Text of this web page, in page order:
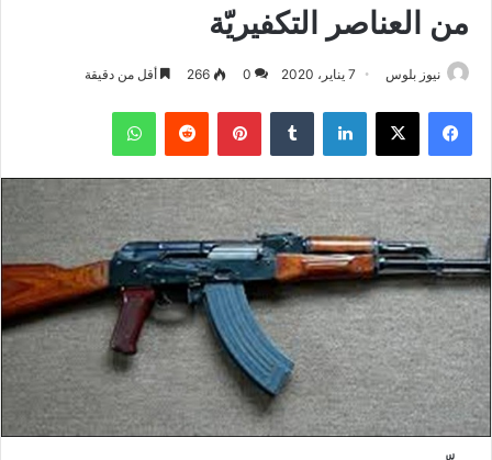
من العناصر التكفيريّة
نيوز بلوس 7 يناير، 2020 0
266 أقل من دقيقة
فيسبوك X لينكدإن بينتيريست واتساب